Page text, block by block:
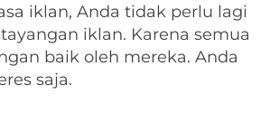
iklan, Anda tidak perlu lagi
iklan. Karena semua
baik oleh mereka. Anda
saja.